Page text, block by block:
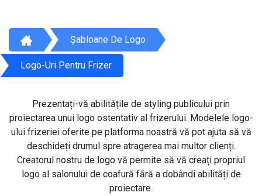
Șabloane De Logo
Logo-Uri Pentru Frizer
Prezentați-vă abilitățile de styling publicului prin
proiectarea unui logo ostentativ al frizerului. Modelele logo-
ului frizeriei oferite pe platforma noastră vă pot ajuta să vă
deschideți drumul spre atragerea mai multor clienți.
Creatorul nostru de logo vă permite să vă creați propriul
logo al salonului de coafură fără a dobândi abilități de
proiectare.